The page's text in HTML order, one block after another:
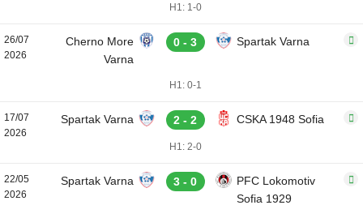
H1: 1-0
26/07
2026
Cherno More
Varna
0 - 3 Spartak Varna
H1: 0-1
17/07
2026
Spartak Varna 2 - 2 CSKA 1948 Sofia
H1: 2-0
22/05
2026
Spartak Varna 3 - 0
PFC Lokomotiv
Sofia 1929